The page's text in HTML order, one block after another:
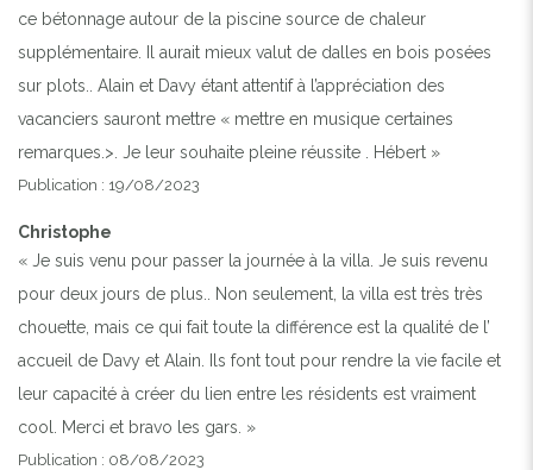
ce bétonnage autour de la piscine source de chaleur
supplémentaire. Il aurait mieux valut de dalles en bois posées
sur plots.. Alain et Davy étant attentif à l’appréciation des
vacanciers sauront mettre « mettre en musique certaines
remarques.>. Je leur souhaite pleine réussite . Hébert »
Publication : 19/08/2023
Christophe
« Je suis venu pour passer la journée à la villa. Je suis revenu
pour deux jours de plus.. Non seulement, la villa est très très
chouette, mais ce qui fait toute la différence est la qualité de l’
accueil de Davy et Alain. Ils font tout pour rendre la vie facile et
leur capacité à créer du lien entre les résidents est vraiment
cool. Merci et bravo les gars. »
Publication : 08/08/2023